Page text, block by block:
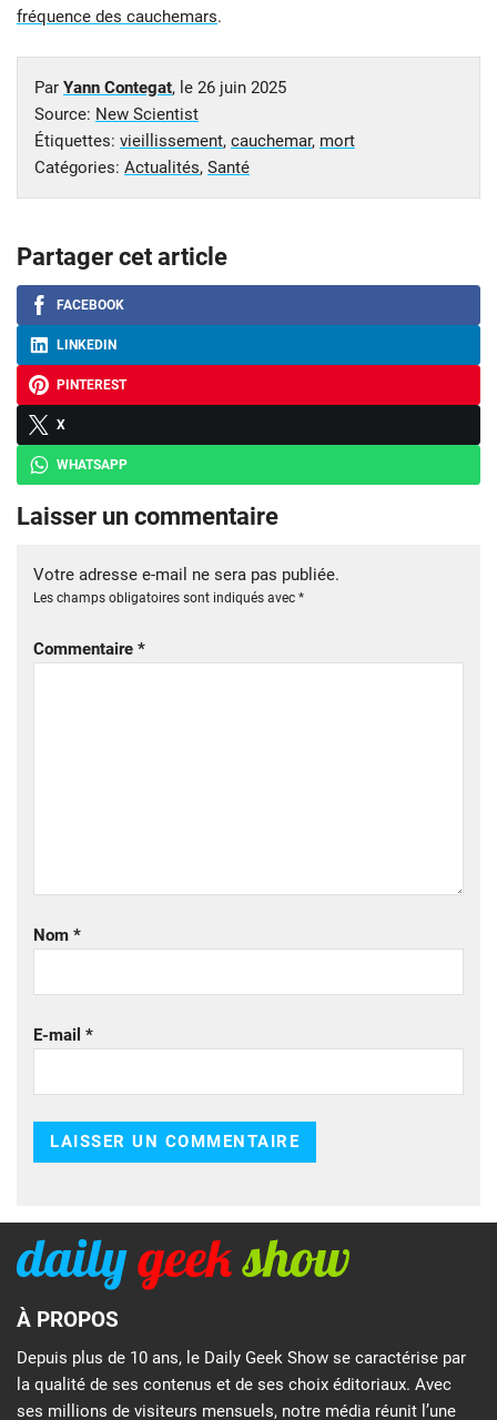
fréquence des cauchemars.
Par Yann Contegat, le 26 juin 2025
Source: New Scientist
Étiquettes: vieillissement, cauchemar, mort
Catégories: Actualités, Santé
Partager cet article
FACEBOOK
LINKEDIN
PINTEREST
X
WHATSAPP
Laisser un commentaire
Votre adresse e-mail ne sera pas publiée.
Les champs obligatoires sont indiqués avec *
Commentaire *
Nom *
E-mail *
À PROPOS
Depuis plus de 10 ans, le Daily Geek Show se caractérise par
la qualité de ses contenus et de ses choix éditoriaux. Avec
ses millions de visiteurs mensuels, notre média réunit l’une